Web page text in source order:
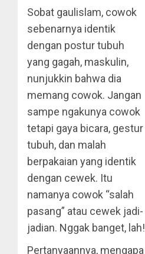
Sobat gaulislam, cowok
sebenarnya identik
dengan postur tubuh
yang gagah, maskulin,
nunjukkin bahwa dia
memang cowok. Jangan
sampe ngakunya cowok
tetapi gaya bicara, gestur
tubuh, dan malah
berpakaian yang identik
dengan cewek. Itu
namanya cowok “salah
pasang” atau cewek jadi-
jadian. Nggak banget, lah!
Pertanyaannya, mengapa